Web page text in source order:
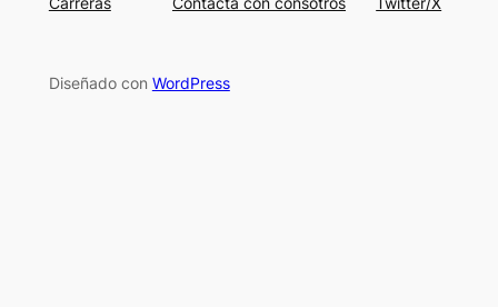
Diseñado con WordPress